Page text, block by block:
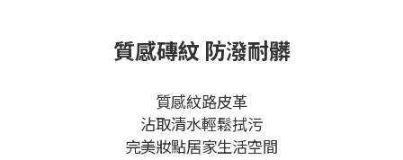
質感磚紋 防潑耐髒
質感紋路皮革
沾取清水輕鬆拭污
完美妝點居家生活空間